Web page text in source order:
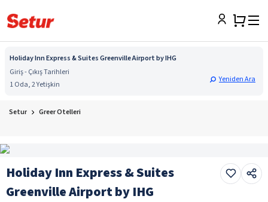
Holiday Inn Express & Suites Greenville Airport by IHG
Giriş - Çıkış Tarihleri
1 Oda, 2 Yetişkin
Yeniden Ara
Setur Greer Otelleri
Holiday Inn Express & Suites
Greenville Airport by IHG